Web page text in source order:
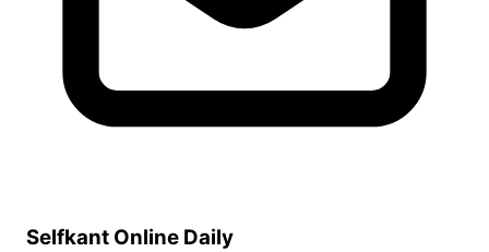
Selfkant Online Daily